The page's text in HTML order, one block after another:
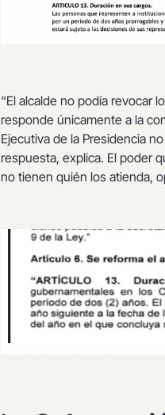
“El alcalde no podía revocar
responde únicamente a la
Ejecutiva de la Presidencia
respuesta, explica. El poder
no tienen quién los atienda,